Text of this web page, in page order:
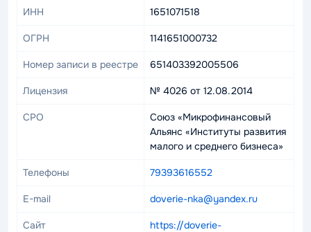
ИНН 1651071518
ОГРН 1141651000732
Номер записи в реестре 651403392005506
Лицензия № 4026 от 12.08.2014
СРО
Союз «Микрофинансовый
Альянс «Институты развития
малого и среднего бизнеса»
Телефоны 79393616552
E-mail doverie-nka@yandex.ru
Сайт
https://doverie-